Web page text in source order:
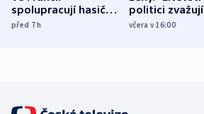
spolupracují hasiči z
různých zemí
před 7h
politici zvažují
dohodu o
včera v 16:00